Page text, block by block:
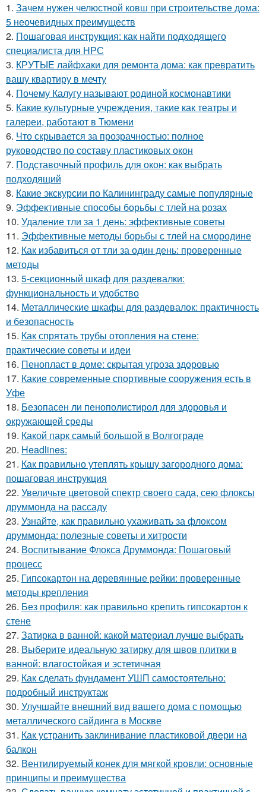
1. Зачем нужен челюстной ковш при строительстве дома:
5 неочевидных преимуществ
2. Пошаговая инструкция: как найти подходящего
специалиста для НРС
3. КРУТЫЕ лайфхаки для ремонта дома: как превратить
вашу квартиру в мечту
4. Почему Калугу называют родиной космонавтики
5. Какие культурные учреждения, такие как театры и
галереи, работают в Тюмени
6. Что скрывается за прозрачностью: полное
руководство по составу пластиковых окон
7. Подставочный профиль для окон: как выбрать
подходящий
8. Какие экскурсии по Калининграду самые популярные
9. Эффективные способы борьбы с тлей на розах
10. Удаление тли за 1 день: эффективные советы
11. Эффективные методы борьбы с тлей на смородине
12. Как избавиться от тли за один день: проверенные
методы
13. 5-секционный шкаф для раздевалки:
функциональность и удобство
14. Металлические шкафы для раздевалок: практичность
и безопасность
15. Как спрятать трубы отопления на стене:
практические советы и идеи
16. Пенопласт в доме: скрытая угроза здоровью
17. Какие современные спортивные сооружения есть в
Уфе
18. Безопасен ли пенополистирол для здоровья и
окружающей среды
19. Какой парк самый большой в Волгограде
20. Headlines:
21. Как правильно утеплять крышу загородного дома:
пошаговая инструкция
22. Увеличьте цветовой спектр своего сада, сею флоксы
друммонда на рассаду
23. Узнайте, как правильно ухаживать за флоксом
друммонда: полезные советы и хитрости
24. Воспитывание Флокса Друммонда: Пошаговый
процесс
25. Гипсокартон на деревянные рейки: проверенные
методы крепления
26. Без профиля: как правильно крепить гипсокартон к
стене
27. Затирка в ванной: какой материал лучше выбрать
28. Выберите идеальную затирку для швов плитки в
ванной: влагостойкая и эстетичная
29. Как сделать фундамент УШП самостоятельно:
подробный инструктаж
30. Улучшайте внешний вид вашего дома с помощью
металлического сайдинга в Москве
31. Как устранить заклинивание пластиковой двери на
балкон
32. Вентилируемый конек для мягкой кровли: основные
принципы и преимущества